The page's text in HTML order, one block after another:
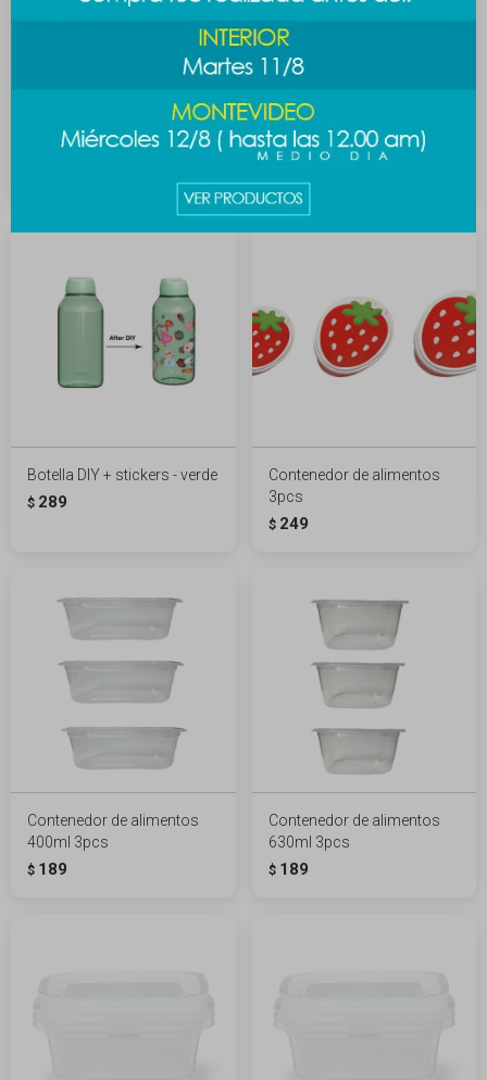
Botella DIY + stickers - azul
Botella DIY + stickers -
celeste
Botella DIY + stickers - verde
$ 289
Contenedor de alimentos
3pcs
$ 249
Contenedor de alimentos
400ml 3pcs
$ 189
Contenedor de alimentos
630ml 3pcs
$ 189